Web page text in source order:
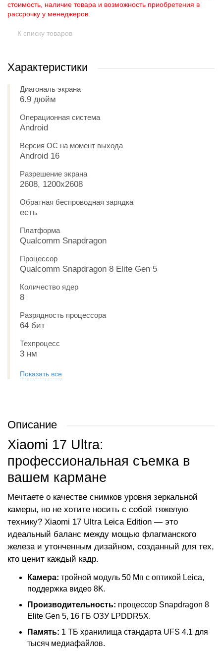
стоимость, наличие товара и возможность приобретения в
рассрочку у менеджеров.
К списку товаров
Характеристики
Диагональ экрана
6.9 дюйм
Операционная система
Android
Версия ОС на момент выхода
Android 16
Разрешение экрана
2608, 1200x2608
Обратная беспроводная зарядка
есть
Платформа
Qualcomm Snapdragon
Процессор
Qualcomm Snapdragon 8 Elite Gen 5
Количество ядер
8
Разрядность процессора
64 бит
Техпроцесс
3 нм
Показать все
Описание
Xiaomi 17 Ultra:
профессиональная съемка в
вашем кармане
Мечтаете о качестве снимков уровня зеркальной
камеры, но не хотите носить с собой тяжелую
технику? Xiaomi 17 Ultra Leica Edition — это
идеальный баланс между мощью флагманского
железа и утонченным дизайном, созданный для тех,
кто ценит каждый кадр.
Камера: тройной модуль 50 Мп с оптикой Leica,
поддержка видео 8K.
Производительность: процессор Snapdragon 8
Elite Gen 5, 16 ГБ ОЗУ LPDDR5X.
Память: 1 ТБ хранилища стандарта UFS 4.1 для
тысяч медиафайлов.